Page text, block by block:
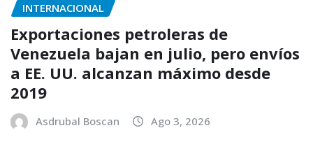
INTERNACIONAL
Exportaciones petroleras de
Venezuela bajan en julio, pero envíos
a EE. UU. alcanzan máximo desde
2019
Asdrubal Boscan Ago 3, 2026